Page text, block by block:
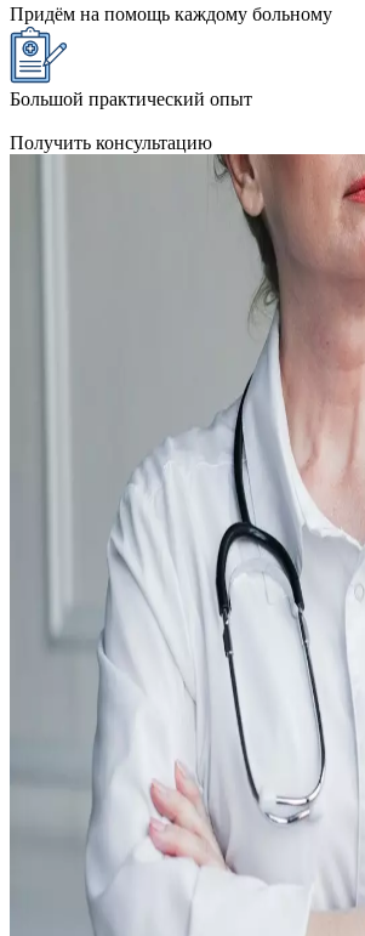
Придём на помощь каждому больному
Большой практический опыт
Получить консультацию